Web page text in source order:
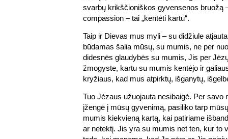
svarbų krikščioniškos gyvensenos bruožą
compassion – tai „kentėti kartu“.
Taip ir Dievas mus myli – su didžiule
būdamas šalia mūsų, su mumis, ne per
didesnės glaudybės su mumis, Jis per
žmogyste, kartu su mumis kentėjo ir
kryžiaus, kad mus atpirktų, išganytų,
Tuo Jėzaus užuojauta nesibaigė. Per savo
įžengė į mūsų gyvenimą, pasiliko tarp
mumis kiekvieną kartą, kai patiriame
ar netektį. Jis yra su mumis net ten, kur to